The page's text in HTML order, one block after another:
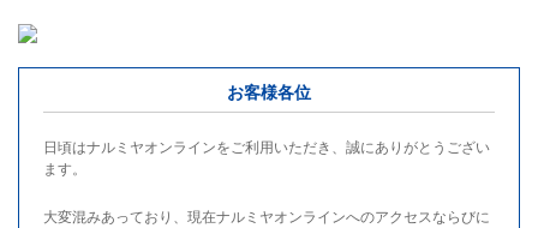
お客様各位
日頃はナルミヤオンラインをご利用いただき、誠にありがとうござい
ます。
大変混みあっており、現在ナルミヤオンラインへのアクセスならびに